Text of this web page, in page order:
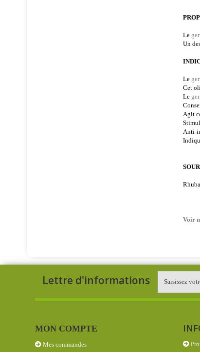
Le
Un
Le
Cet
Le
Agit
Anti-
Voir
Lettre d'informations
MON COMPTE
Mes commandes